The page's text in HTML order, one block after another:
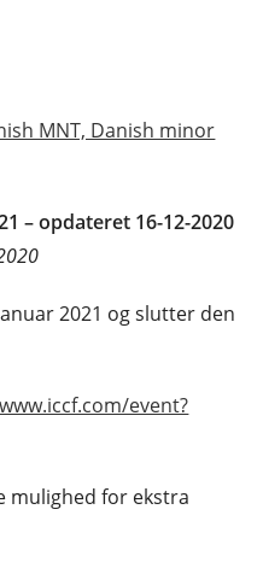
MNT, Danish minor
– opdateret 16-12-2020
2021 og slutter den
event?
mulighed for ekstra